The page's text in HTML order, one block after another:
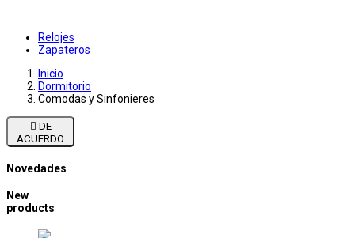
Relojes
Zapateros
Inicio
Dormitorio
Comodas y Sinfonieres

ACUERDO
Novedades
New
products